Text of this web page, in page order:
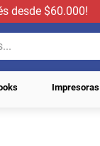
desde $60.000!
Impresoras